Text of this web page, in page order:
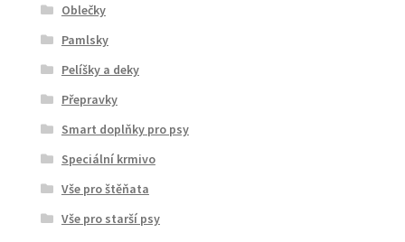
Oblečky
Pamlsky
Pelíšky a deky
Přepravky
Smart doplňky pro psy
Speciální krmivo
Vše pro štěňata
Vše pro starší psy